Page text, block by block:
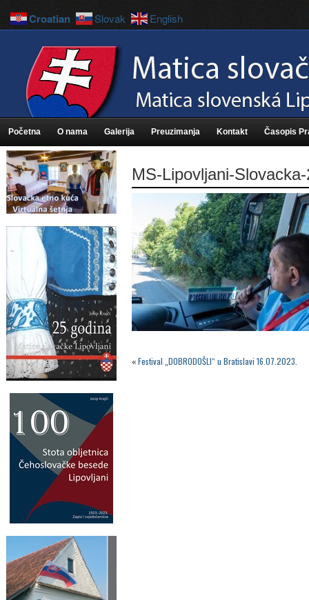
Početna O nama Galerija Preuzimanja Kontakt Časopis
MS-Lipovljani-
«Festival „DOBRODOŠLI“ u Bratislavi 16.07.2023.
Croatian Slovak English